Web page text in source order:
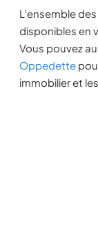
L'ensemble des
disponibles en
Vous pouvez
Oppedette
immobilier et